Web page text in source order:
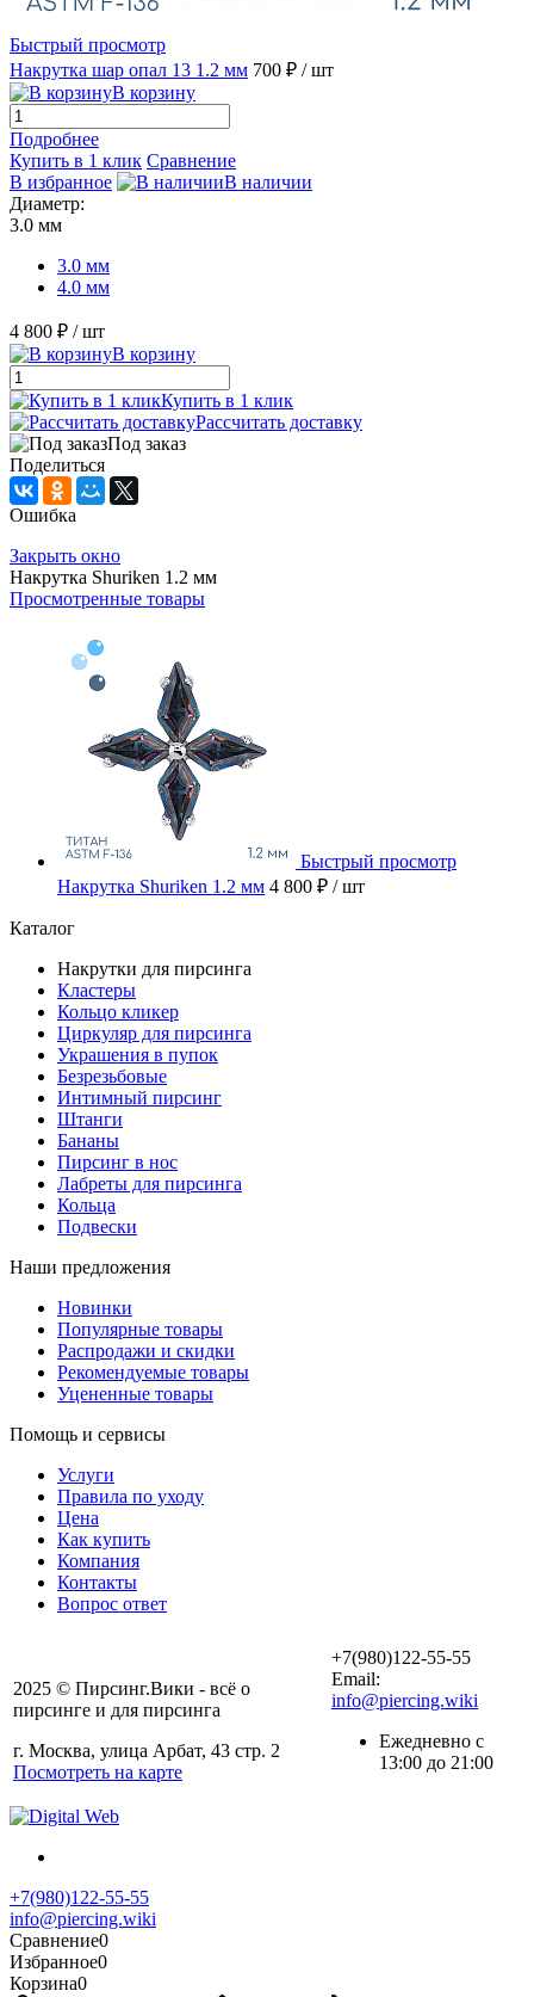
Быстрый просмотр
Накрутка шар опал 13 1.2 мм 700 ₽ / шт
В корзину
Подробнее
Купить в 1 клик Сравнение
В избранное
В наличии
Диаметр:
3.0 мм
3.0 мм
4.0 мм
4 800 ₽ / шт
В корзину
Купить в 1 клик
Рассчитать доставку
Под заказ
Поделиться
Ошибка
Закрыть окно
Накрутка Shuriken 1.2 мм
Просмотренные товары
Быстрый просмотр
Накрутка Shuriken 1.2 мм 4 800 ₽ / шт
Каталог
Накрутки для пирсинга
Кластеры
Кольцо кликер
Циркуляр для пирсинга
Украшения в пупок
Безрезьбовые
Интимный пирсинг
Штанги
Бананы
Пирсинг в нос
Лабреты для пирсинга
Кольца
Подвески
Наши предложения
Новинки
Популярные товары
Распродажи и скидки
Рекомендуемые товары
Уцененные товары
Помощь и сервисы
Услуги
Правила по уходу
Цена
Как купить
Компания
Контакты
Вопрос ответ
2025 © Пирсинг.Вики - всё о
пирсинге и для пирсинга
г. Москва, улица Арбат, 43 стр. 2
Посмотреть на карте
+7(980)122-55-55
Email:
info@piercing.wiki
Ежедневно с
13:00 до 21:00
+7(980)122-55-55
info@piercing.wiki
Сравнение0
Избранное0
Корзина0